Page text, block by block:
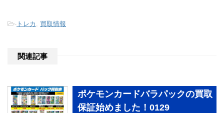
- トレカ 買取情報
関連記事
ポケモンカードバラパックの買取
保証始めました！0129